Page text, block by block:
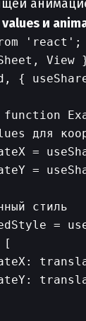
и
'react';
{
для
=
=
стиль
=
[